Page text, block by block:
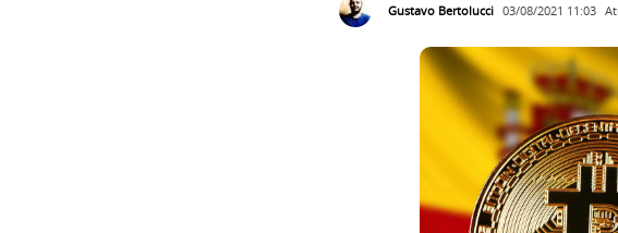
Gustavo Bertolucci 03/08/2021 11:03